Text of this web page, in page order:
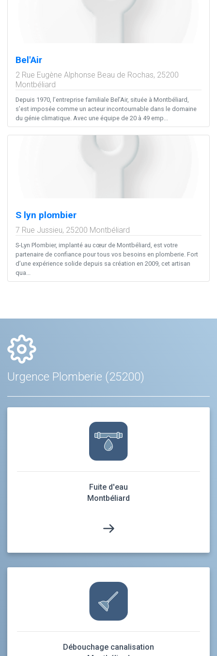
Bel'Air
2 Rue Eugène Alphonse Beau de Rochas, 25200
Montbéliard
Depuis 1970, l’entreprise familiale Bel’Air, située à Montbéliard,
s’est imposée comme un acteur incontournable dans le domaine
du génie climatique. Avec une équipe de 20 à 49 emp...
S lyn plombier
7 Rue Jussieu, 25200 Montbéliard
S-Lyn Plombier, implanté au cœur de Montbéliard, est votre
partenaire de confiance pour tous vos besoins en plomberie. Fort
d’une expérience solide depuis sa création en 2009, cet artisan
qua...
Urgence Plomberie (25200)
Fuite d'eau
Montbéliard
Débouchage canalisation